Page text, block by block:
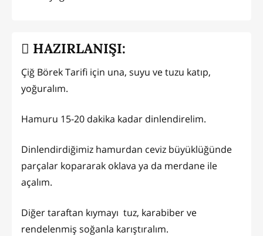
HAZIRLANIŞI:
Çiğ Börek Tarifi için una, suyu ve tuzu katıp,
yoğuralım.
Hamuru 15-20 dakika kadar dinlendirelim.
Dinlendirdiğimiz hamurdan ceviz büyüklüğünde
parçalar kopararak oklava ya da merdane ile
açalım.
Diğer taraftan kıymayı tuz, karabiber ve
rendelenmiş soğanla karıştıralım.